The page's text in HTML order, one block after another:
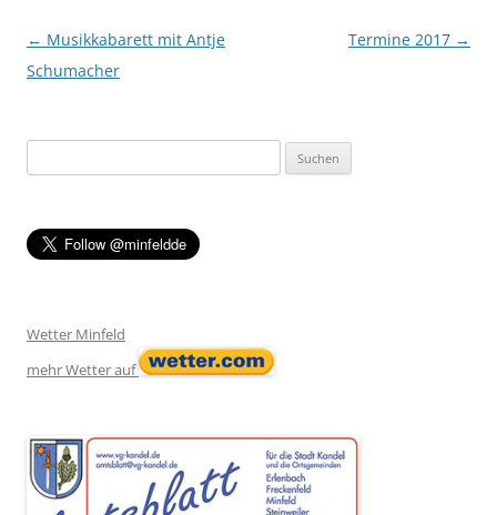
Post navigation
← Musikkabarett mit Antje
Schumacher
Termine 2017 →
nach:
Wetter Minfeld
mehr Wetter auf